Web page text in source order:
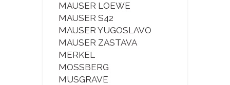
MAUSER LOEWE
MAUSER S42
MAUSER YUGOSLAVO
MAUSER ZASTAVA
MERKEL
MOSSBERG
MUSGRAVE